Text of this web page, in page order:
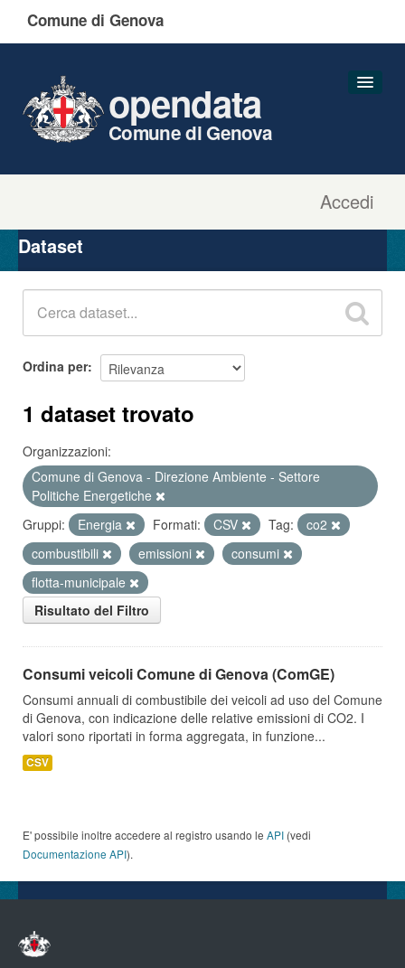
Comune di Genova
Accedi
opendata
Comune di Genova
Organizzazioni
Gruppi
Dataset
Ordina per
1 dataset trovato
Organizzazioni:
Comune di Genova - Direzione Ambiente - Settore
Politiche Energetiche
Gruppi:
Energia Formati: CSV Tag:
co2
combustibili
emissioni
consumi
flotta-municipale
Risultato del Filtro
Consumi veicoli Comune di Genova (ComGE)
Consumi annuali di combustibile dei veicoli ad uso del Comune
di Genova, con indicazione delle relative emissioni di CO2. I
valori sono riportati in forma aggregata, in funzione...
CSV
E' possibile inoltre accedere al registro usando le API (vedi
Documentazione API).